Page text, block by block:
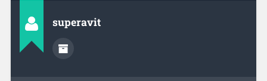
superavit